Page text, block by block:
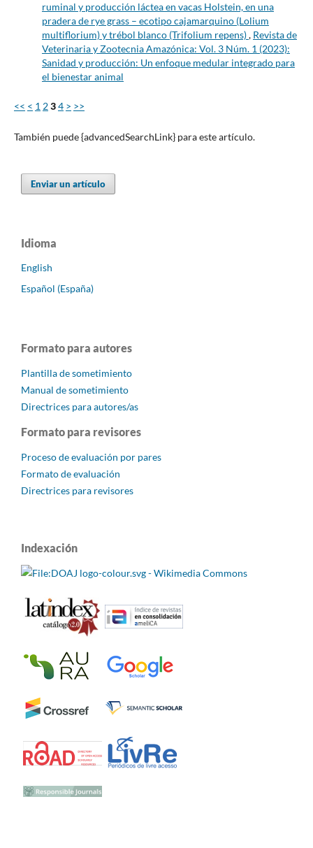
ruminal y producción láctea en vacas Holstein, en una
pradera de rye grass – ecotipo cajamarquino (Lolium
multiflorium) y trébol blanco (Trifolium repens), Revista de
Veterinaria y Zootecnia Amazónica: Vol. 3 Núm. 1 (2023):
Sanidad y producción: Un enfoque medular integrado para
el bienestar animal
<< < 1234 > >>
También puede {advancedSearchLink} para este artículo.
Enviar un artículo
Idioma
English
Español (España)
Formato para autores
Plantilla de sometimiento
Manual de sometimiento
Directrices para autores/as
Formato para revisores
Proceso de evaluación por pares
Formato de evaluación
Directrices para revisores
Indexación